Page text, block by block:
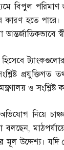
বিপুল পরিমাণ
হতে পারে।
আন্তর্জাতিকভাবে
ও
নিয়ে
বলছেন,
মূল উদ্দেশ্য।